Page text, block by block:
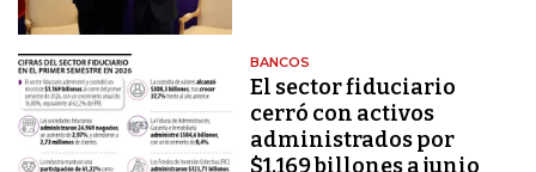
BANCOS
El sector fiduciario
cerró con activos
administrados por
$1.169 billones a junio